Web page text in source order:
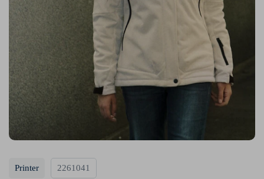
Printer 2261041